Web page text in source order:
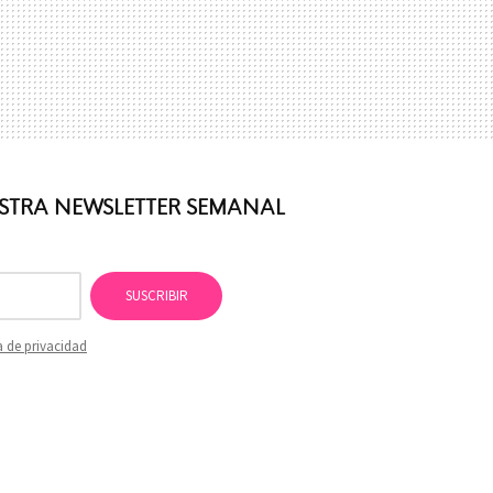
NEWSLETTER SEMANAL
SUSCRIBIR
de privacidad